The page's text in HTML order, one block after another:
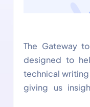
The Gateway
designed to
technical writing
giving us